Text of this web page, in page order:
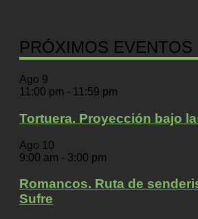
PRÓXIMOS EVENTOS
Ago 9
11:00 pm - 11:59 pm
Tortuera. Proyección bajo
Ago 10
9:00 am - 3:00 pm
Romancos. Ruta de
Sufre